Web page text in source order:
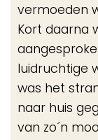
vermoeden
Kort daarna
luidruchtige
was het
naar huis
van zo´n